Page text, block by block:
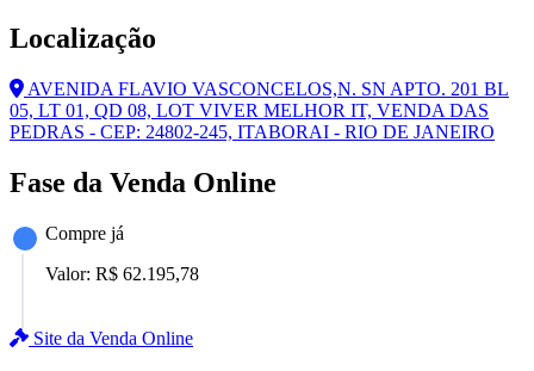
Localização
AVENIDA FLAVIO VASCONCELOS,N. SN APTO. 201 BL
05, LT 01, QD 08, LOT VIVER MELHOR IT, VENDA DAS
PEDRAS - CEP: 24802-245, ITABORAI - RIO DE JANEIRO
Fase da Venda Online
Compre já
Valor: R$ 62.195,78
Site da Venda Online